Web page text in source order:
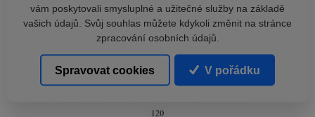
vám poskytovali smysluplné a užitečné služby na základě
vašich údajů. Svůj souhlas můžete kdykoli změnit na stránce
zpracování osobních údajů.
Spravovat cookies V pořádku